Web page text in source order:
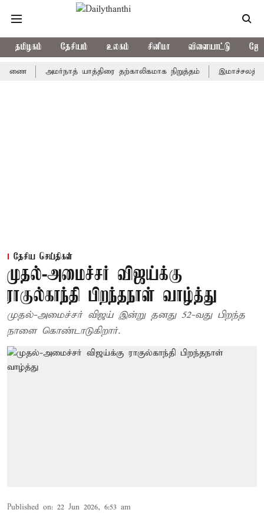
தமிழகம் தேசியம் உலகம் சினிமா விளையாட்டு
அமர்நாத் யாத்திரை தற்காலிகமாக நிறுத்தம் இமாச்சலத்தில்
தேசிய செய்திகள்
முதல்-அமைச்சர் விஜய்க்கு
ராகுல்காந்தி பிறந்தநாள் வாழ்த்து
முதல்-அமைச்சர் விஜய் இன்று தனது 52-வது பிறந்த
நாளை கொண்டாடுகிறார்.
Published on: 22 Jun 2026, 6:53 am